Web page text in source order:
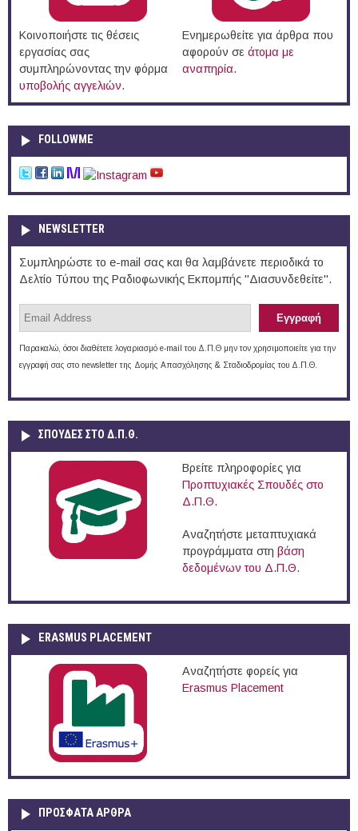
Κοινοποιήστε τις θέσεις
εργασίας σας
συμπληρώνοντας την φόρμα
υποβολής αγγελιών.
Ενημερωθείτε για άρθρα που
αφορούν σε άτομα με
αναπηρία.
FOLLOWME
NEWSLETTER
Συμπληρώστε το e-mail σας και θα λαμβάνετε περιοδικά το
Δελτίο Τύπου της Ραδιοφωνικής Εκπομπής "Διασυνδεθείτε".
Παρακαλώ, όσοι διαθέτετε λογαριασμό e-mail του Δ.Π.Θ μην τον χρησιμοποιείτε για την
εγγραφή σας στο newsletter της Δομής Απασχόλησης & Σταδιοδρομίας του Δ.Π.Θ.
ΣΠΟΥΔΈΣ ΣΤΟ Δ.Π.Θ.
Βρείτε πληροφορίες για
Προπτυχιακές Σπουδές στο
Δ.Π.Θ.
Αναζητήστε μεταπτυχιακά
προγράμματα στη βάση
δεδομένων του Δ.Π.Θ.
ERASMUS PLACEMENT
Αναζητήστε φορείς για
Erasmus Placement
ΠΡOΣΦΑΤΑ AΡΘΡΑ